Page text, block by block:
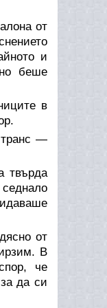
от
и
беше
в
—
твърда
от
В
че
да си